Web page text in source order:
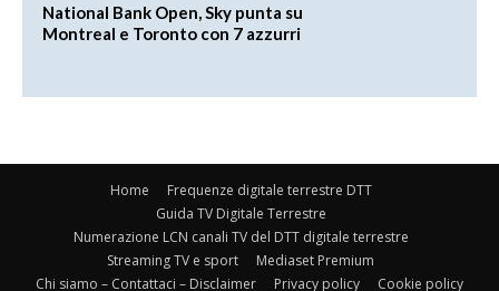
National Bank Open, Sky punta su
Montreal e Toronto con 7 azzurri
Home
Frequenze digitale terrestre DTT
Guida TV Digitale Terrestre
Numerazione LCN canali TV del DTT digitale terrestre
Streaming TV e sport
Mediaset Premium
Chi siamo – Contattaci – Disclaimer
Privacy policy Cookie policy